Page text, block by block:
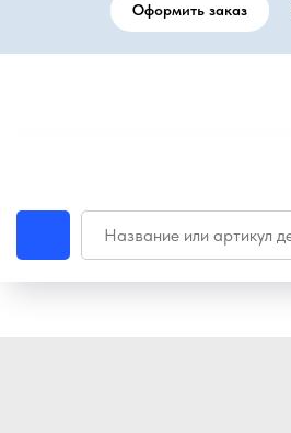
Оформить заказ